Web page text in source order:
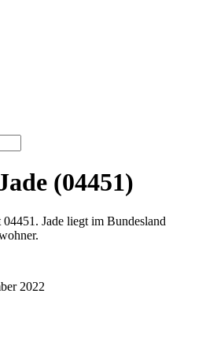
(04451)
Jade liegt im Bundesland
2022